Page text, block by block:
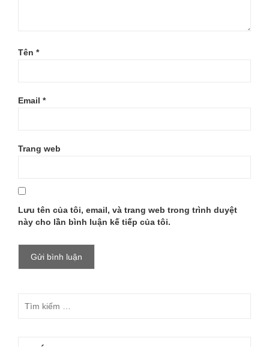
Tên *
Email *
Trang web
Lưu tên của tôi, email, và trang web trong trình duyệt
này cho lần bình luận kế tiếp của tôi.